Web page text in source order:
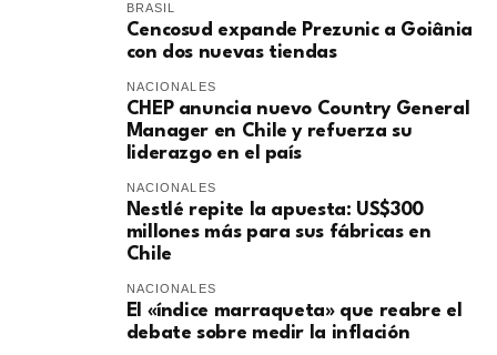
BRASIL
Cencosud expande Prezunic a Goiânia
con dos nuevas tiendas
NACIONALES
CHEP anuncia nuevo Country General
Manager en Chile y refuerza su
liderazgo en el país
NACIONALES
Nestlé repite la apuesta: US$300
millones más para sus fábricas en
Chile
NACIONALES
El «índice marraqueta» que reabre el
debate sobre medir la inflación